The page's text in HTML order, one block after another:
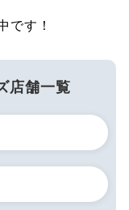
です！
店舗一覧